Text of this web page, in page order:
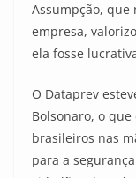
Assumpção, que
empresa,
ela fosse
O Dataprev
Bolsonaro, o
brasileiros nas
para a